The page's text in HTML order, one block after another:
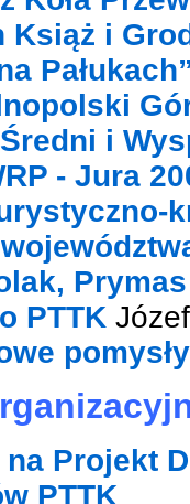
Książ i
i
- Jura
PTTK
pomysły
Projekt
PTTK